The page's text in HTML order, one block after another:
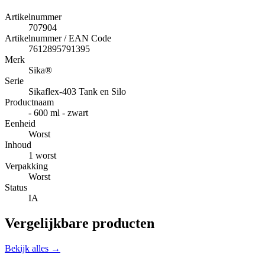
Artikelnummer
707904
Artikelnummer / EAN Code
7612895791395
Merk
Sika®
Serie
Sikaflex-403 Tank en Silo
Productnaam
- 600 ml - zwart
Eenheid
Worst
Inhoud
1 worst
Verpakking
Worst
Status
IA
Vergelijkbare producten
Bekijk alles →